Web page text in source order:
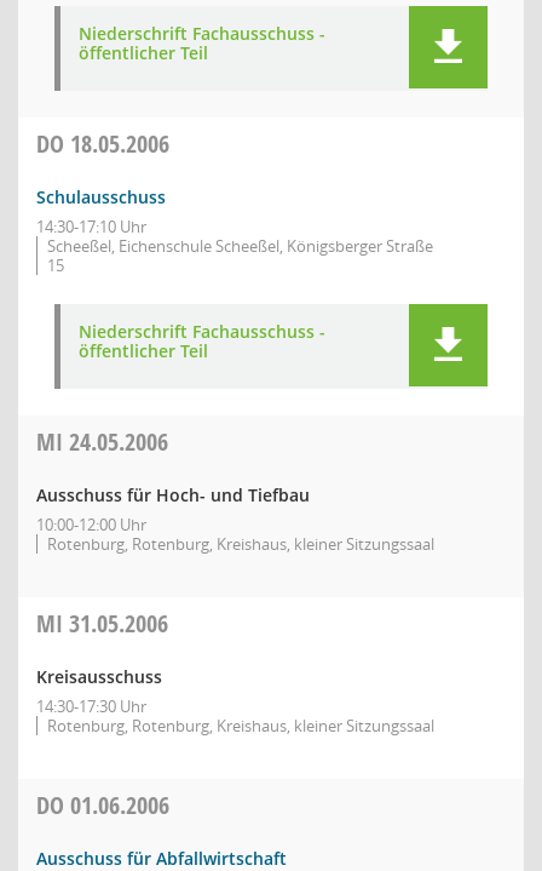
Niederschrift Fachausschuss -
öffentlicher Teil
DO 18.05.2006
Schulausschuss
14:30-17:10 Uhr
Scheeßel, Eichenschule Scheeßel, Königsberger Straße
15
Niederschrift Fachausschuss -
öffentlicher Teil
MI 24.05.2006
Ausschuss für Hoch- und Tiefbau
10:00-12:00 Uhr
Rotenburg, Rotenburg, Kreishaus, kleiner Sitzungssaal
MI 31.05.2006
Kreisausschuss
14:30-17:30 Uhr
Rotenburg, Rotenburg, Kreishaus, kleiner Sitzungssaal
DO 01.06.2006
Ausschuss für Abfallwirtschaft